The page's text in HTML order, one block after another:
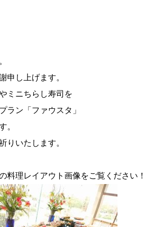
申し上げます。
ミニちらし寿司を
ラン「ファウスタ」
。
りいたします。
料理レイアウト画像をご覧ください！